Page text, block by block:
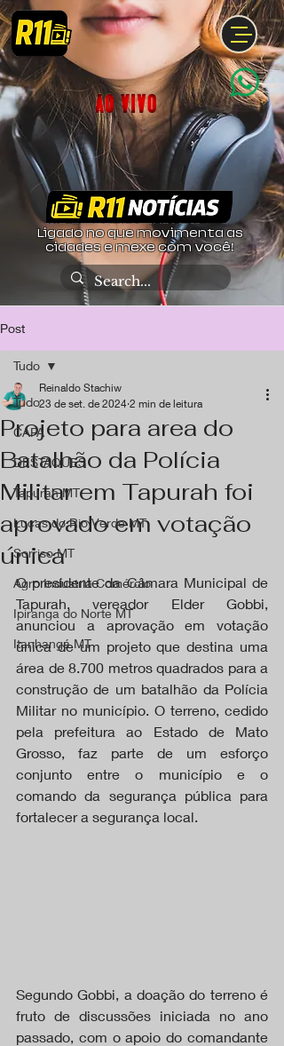
Ligado no que movimenta as
cidades e mexe com você!
Post
Tudo
CAPA
DESTAQUES
Tapurah MT
Lucas do Rio Verde MT
Sorriso MT
Agro Industria Comércio
Ipiranga do Norte MT
Itanhangá MT
Tudo
Projeto para area do
Batalhão da Polícia
Militar em Tapurah foi
aprovado em votação
única
Reinaldo Stachiw
23 de set. de 2024 2 min de leitura
O presidente da Câmara Municipal de
Tapurah, vereador Elder Gobbi,
anunciou a aprovação em votação
única de um projeto que destina uma
área de 8.700 metros quadrados para a
construção de um batalhão da Polícia
Militar no município. O terreno, cedido
pela prefeitura ao Estado de Mato
Grosso, faz parte de um esforço
conjunto entre o município e o
comando da segurança pública para
fortalecer a segurança local.
Segundo Gobbi, a doação do terreno é
fruto de discussões iniciada no ano
passado, com o apoio do comandante